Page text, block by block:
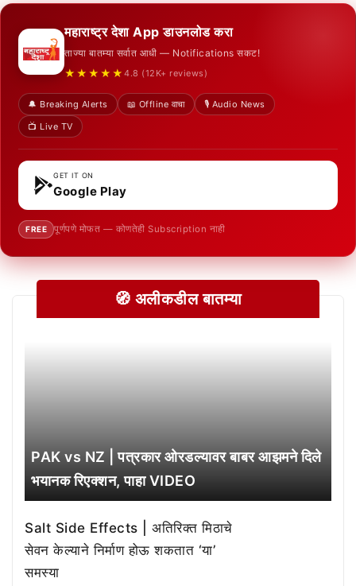
महाराष्ट्र देशा App डाउनलोड करा
ताज्या बातम्या सर्वात आधी — Notifications सकट!
★★★★★ 4.8 (12K+ reviews)
🔔 Breaking Alerts 📖 Offline वाचा
🎙️ Audio News
📺 Live TV
GET IT ON
Google Play
FREE पूर्णपणे मोफत — कोणतेही Subscription नाही
🧭 अलीकडील बातम्या
PAK vs NZ | पत्रकार ओरडल्यावर बाबर आझमने दिले
भयानक रिएक्शन, पाहा VIDEO
Salt Side Effects | अतिरिक्त मिठाचे
सेवन केल्याने निर्माण होऊ शकतात ‘या’
समस्या